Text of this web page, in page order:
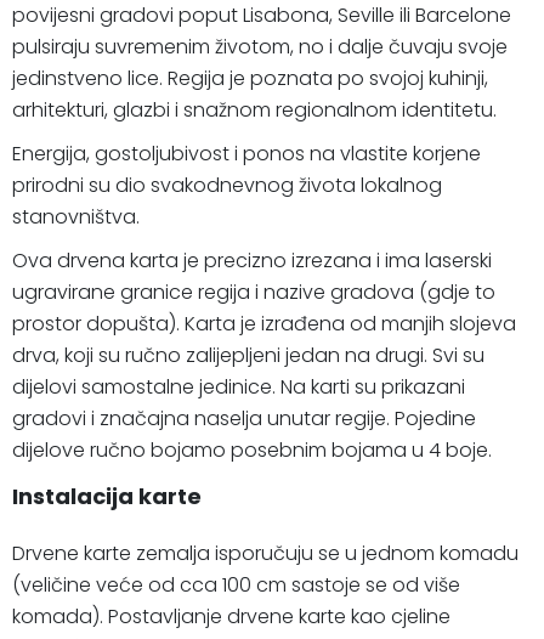
povijesni gradovi poput Lisabona, Seville ili Barcelone
pulsiraju suvremenim životom, no i dalje čuvaju svoje
jedinstveno lice. Regija je poznata po svojoj kuhinji,
arhitekturi, glazbi i snažnom regionalnom identitetu.
Energija, gostoljubivost i ponos na vlastite korjene
prirodni su dio svakodnevnog života lokalnog
stanovništva.
Ova drvena karta je precizno izrezana i ima laserski
ugravirane granice regija i nazive gradova (gdje to
prostor dopušta). Karta je izrađena od manjih slojeva
drva, koji su ručno zalijepljeni jedan na drugi. Svi su
dijelovi samostalne jedinice. Na karti su prikazani
gradovi i značajna naselja unutar regije. Pojedine
dijelove ručno bojamo posebnim bojama u 4 boje.
Instalacija karte
Drvene karte zemalja isporučuju se u jednom komadu
(veličine veće od cca 100 cm sastoje se od više
komada). Postavljanje drvene karte kao cjeline